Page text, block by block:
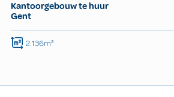
Kantoorgebouw te huur
Gent
2.136m²